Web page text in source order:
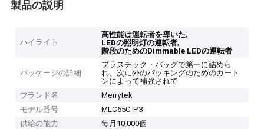
製品の説明
ハイライト
高性能は運転者を導いた,
LEDの照明灯の運転者,
階段のためのDimmable LEDの運転者
パッケージの詳細
プラスチック・バッグで第一に詰めら
れ、次に外のパッキングのためのカート
ンによって補強されて
ブランド名
Merrytek
モデル番号
MLC65C-P3
供給の能力
毎月10,000個